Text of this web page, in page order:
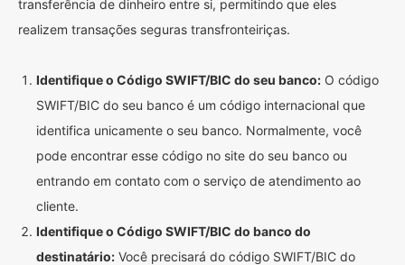
transferência de dinheiro entre si, permitindo que eles
realizem transações seguras transfronteiriças.
Identifique o Código SWIFT/BIC do seu banco: O código
SWIFT/BIC do seu banco é um código internacional que
identifica unicamente o seu banco. Normalmente, você
pode encontrar esse código no site do seu banco ou
entrando em contato com o serviço de atendimento ao
cliente.
Identifique o Código SWIFT/BIC do banco do
destinatário: Você precisará do código SWIFT/BIC do